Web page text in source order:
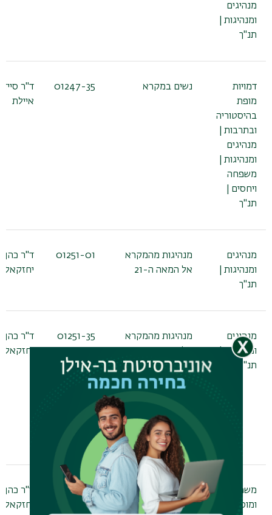
מנהיגים
ומנהיגות |
תנ"ך
דמויות
מופת
בהיסטוריה
ובתרבות |
מנהיגים
ומנהיגות |
משפחה
ויחסים |
תנ"ך
נשים במקרא 01247-35
ד"ר
איילת
מנהיגים
ומנהיגות |
תנ"ך
מנהיגות מהמקרא
אל המאה ה-21
01251-01
ד"ר כהן
יחזקאל
מנהיגים
ומנהיגות |
תנ"ך
מנהיגות מהמקרא
01251-35
ד"ר כהן
יחזקאל
משפט צדק
ומוסר |
חכמת התנ"ך – מודל
להתפתחות אישית
01252-02
ד"ר כהן
יחזקאל